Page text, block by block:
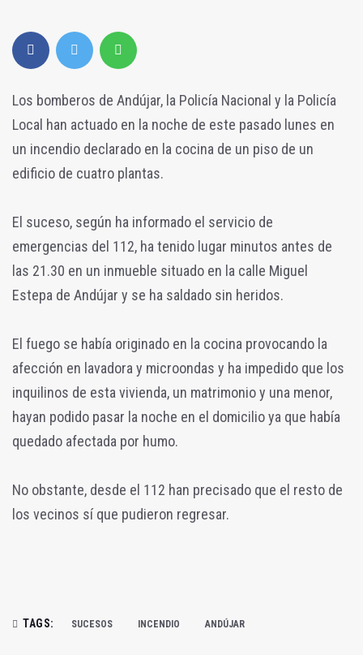
Los bomberos de Andújar, la Policía Nacional y la Policía
Local han actuado en la noche de este pasado lunes en
un incendio declarado en la cocina de un piso de un
edificio de cuatro plantas.
El suceso, según ha informado el servicio de
emergencias del 112, ha tenido lugar minutos antes de
las 21.30 en un inmueble situado en la calle Miguel
Estepa de Andújar y se ha saldado sin heridos.
El fuego se había originado en la cocina provocando la
afección en lavadora y microondas y ha impedido que los
inquilinos de esta vivienda, un matrimonio y una menor,
hayan podido pasar la noche en el domicilio ya que había
quedado afectada por humo.
No obstante, desde el 112 han precisado que el resto de
los vecinos sí que pudieron regresar.
TAGS: SUCESOS INCENDIO ANDÚJAR